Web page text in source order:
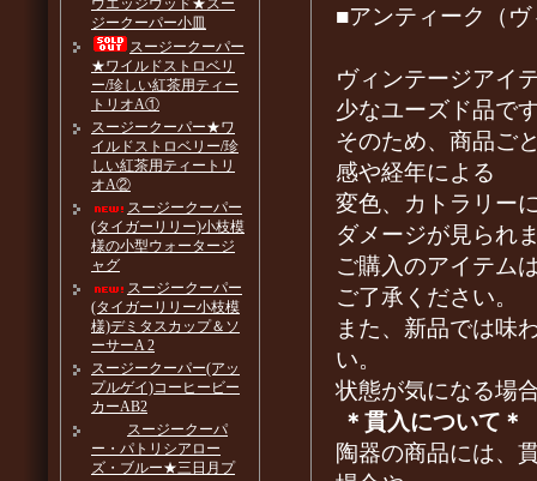
■アンティーク（
ヴィンテージアイ
少なユーズド品で
そのため、商品ご
感や経年による
変色、カトラリー
ダメージが見られ
ご購入のアイテム
ご了承ください。
また、新品では味
い。
状態が気になる場
＊貫入について＊
陶器の商品には、
ウエッジウッド★スー
ジークーパー小皿
スージークーパー
★ワイルドストロベリ
ー/珍しい紅茶用ティー
トリオA①
スージークーパー★ワ
イルドストロベリー/珍
しい紅茶用ティートリ
オA②
スージークーパー
(タイガーリリー)小枝模
様の小型ウォータージ
ャグ
スージークーパー
(タイガーリリー小枝模
様)デミタスカップ＆ソ
ーサーA 2
スージークーパー(アッ
プルゲイ)コーヒービー
カーAB2
スージークーパ
ー・パトリシアロー
ズ・ブルー★三日月プ